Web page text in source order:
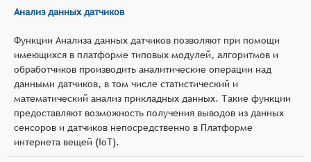
Анализ данных датчиков
Функции Анализа данных датчиков позволяют при помощи
имеющихся в платформе типовых модулей, алгоритмов и
обработчиков производить аналитические операции над
данными датчиков, в том числе статистический и
математический анализ прикладных данных. Такие функции
предоставляют возможность получения выводов из данных
сенсоров и датчиков непосредственно в Платформе
интернета вещей (IoT).